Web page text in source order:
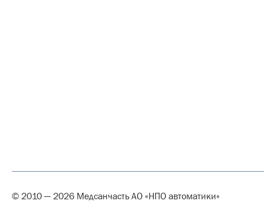
© 2010 — 2026 Медсанчасть АО «НПО автоматики»